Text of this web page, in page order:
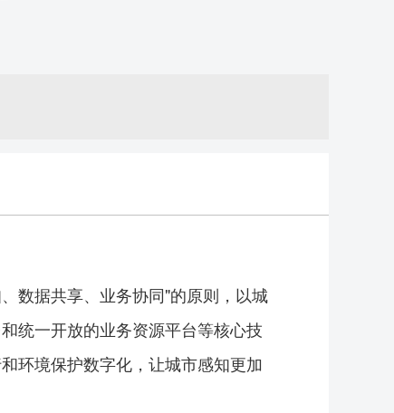
数据共享、业务协同"的原则，以城
统一开放的业务资源平台等核心技
环境保护数字化，让城市感知更加